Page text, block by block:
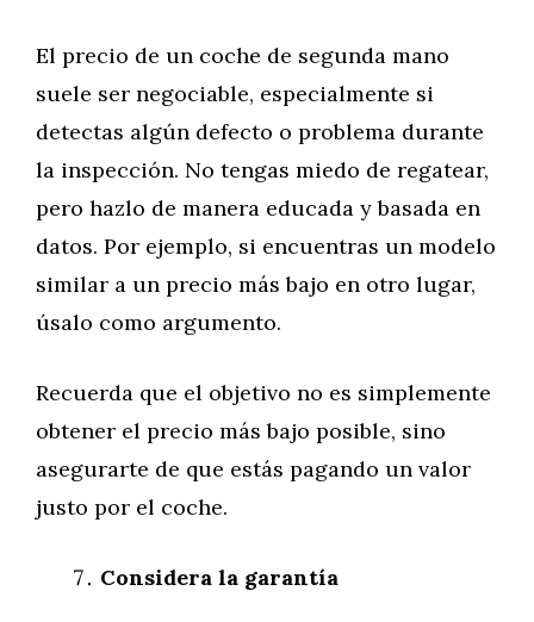
El precio de un coche de segunda mano
suele ser negociable, especialmente si
detectas algún defecto o problema durante
la inspección. No tengas miedo de regatear,
pero hazlo de manera educada y basada en
datos. Por ejemplo, si encuentras un modelo
similar a un precio más bajo en otro lugar,
úsalo como argumento.
Recuerda que el objetivo no es simplemente
obtener el precio más bajo posible, sino
asegurarte de que estás pagando un valor
justo por el coche.
Considera la garantía